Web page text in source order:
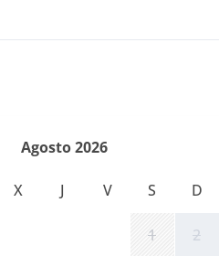
Agosto 2026
X J V S D
1 2